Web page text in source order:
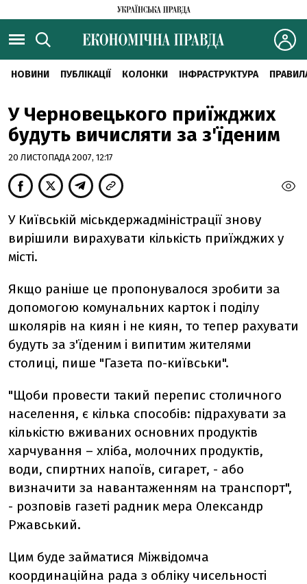
НОВИНИ ПУБЛІКАЦІЇ КОЛОНКИ ІНФРАСТРУКТУРА
У Черновецького приїжджих
будуть вичисляти за з'їденим
20 ЛИСТОПАДА 2007, 12:17
У Київській міськдержадміністрації знову
вирішили вирахувати кількість приїжджих у
місті.
Якщо раніше це пропонувалося зробити за
допомогою комунальних карток і поділу
школярів на киян і не киян, то тепер рахувати
будуть за з'їденим і випитим жителями
столиці, пише "Газета по-київськи".
"Щоби провести такий перепис столичного
населення, є кілька способів: підрахувати за
кількістю вживаних основних продуктів
харчування – хліба, молочних продуктів,
води, спиртних напоїв, сигарет, - або
визначити за навантаженням на транспорт",
- розповів газеті радник мера Олександр
Ржавський.
Цим буде займатися Міжвідомча
координаційна рада з обліку чисельності